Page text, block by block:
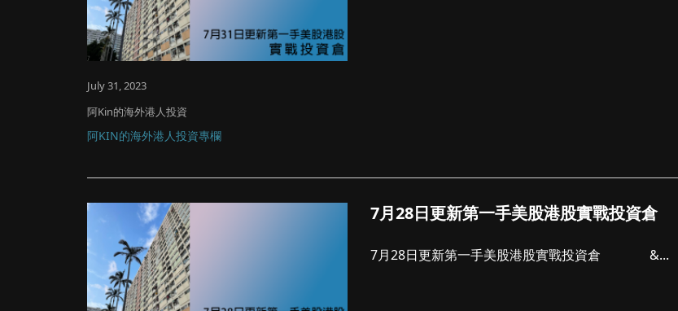
July 31, 2023
阿Kin的海外港人投資
阿KIN的海外港人投資專欄
7月28日更新第一手美股港股實戰投資倉
7月28日更新第一手美股港股實戰投資倉 &...